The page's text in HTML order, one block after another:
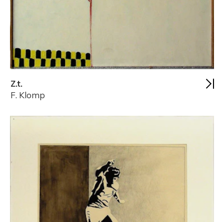
Z.t.
F. Klomp